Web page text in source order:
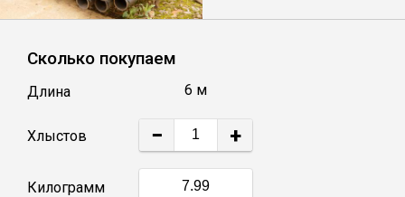
Швеллер
Квадрат
Труба профильная
Катанка
Сколько покупаем
Длина 6 м
Хлыстов − +
Килограмм